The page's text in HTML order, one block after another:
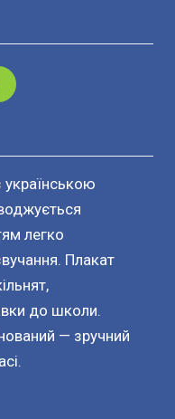
українською
легко
Плакат
до школи.
— зручний